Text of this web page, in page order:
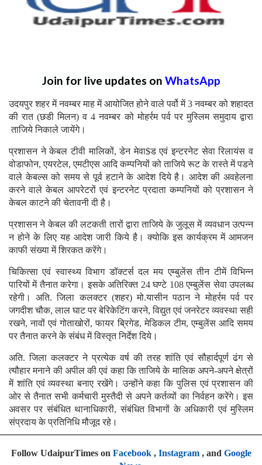
Join for live updates on WhatsApp
उदयपुर शहर में नवम्बर माह में आयोजित होने वाले पर्वो में 3 नवम्बर को शहादत
की रात (छडी मिलन) व 4 नवम्बर को मोहर्रम पर्व पर मुस्लिम समुदाय द्वारा
ताजिये निकाले जायेंगे।
प्रशासन ने केबल टीवी मालिकों, डेन मेवा$ड एवं इन्टरनेट सेवा रिलायंस व
वोडाफोन, एयरटेल, एमटीएस आदि कम्पनियों को ताजिये रूट के रास्ते में पडने
वाले केबल्स को समय से पूर्व हटाने के आदेश दिये है। आदेश की अवहेलना
करने वाले केबल आपरेटरों एवं इन्टरनेट प्रदाता कम्पनियों को प्रशासन ने
केबल काटने की चेतावनी दी है।
प्रशासन ने केबल की लटकती तारों द्वारा ताजिये के जुलूस में व्यवधान उत्पन्न
न होने के लिए यह आदेश जारी किये है। क्योकि इस कार्यक्रम में आमजन
काफी संख्या में शिरकत करेंगे।
चिकित्सा एवं स्वास्थ्य विभाग डॉक्टर्स दल मय एम्बुलेंस तीन टीमें विभिन्न
पारियों में तैनात करेगा। इसके अतिरिक्त 24 घण्टे 108 एम्बुलेंस सेवा उपलब्ध
रहेगी। अति. जिला कलक्टर (शहर) मो.यासीन पठान ने मोहर्रम पर्व पर
जगदीश चौक, लाल घाट पर बेरिकेटिंग करने, विद्युत एवं जनरेटर व्यवस्था सही
रखने, नावों एवं गोताखोरों, फायर ब्रिगेड, मेडिकल टीम, एम्बुलेंस आदि समय
पर तैनात करने के संबंध में विस्तृत निर्देश दिये।
अति. जिला कलक्टर ने प्रत्येक वर्ष की तरह शांति एवं सौहार्दपूर्ण ढंग से
त्यौहार मनाने की अपील की एवं कहा कि ताजिये के मालिक अपने-अपने क्षेत्रों
में शांति एवं व्यवस्था बनाए रखेंगे। उन्होंने कहा कि पुलिस एवं प्रशासन की
ओर से तैनात सभी कर्मचारी मुस्तैदी से अपने कर्तव्यों का निर्वहन करेंगे। इस
अवसर पर संबंधित थानाधिकारी, संबंधित विभागों के अधिकारी एवं मुस्लिम
संप्रदाय के प्रतिनिधि मौजूद रहे।
Follow UdaipurTimes on Facebook, Instagram, and Google